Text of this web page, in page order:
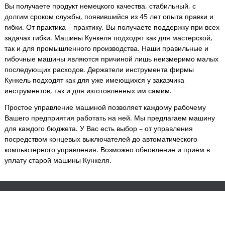
Вы получаете продукт немецкого качества, стабильный, с
долгим сроком службы, появившийся из 45 лет опыта правки и
гибки. От практика – практику, Вы получаете поддержку при всех
задачах гибки. Машины Кункеля подходят как для мастерской,
так и для промышленного производства. Наши правильные и
гибочные машины являются причиной лишь неизмеримо малых
последующих расходов. Держатели инструмента фирмы
Кункель подходят как для уже имеющихся у заказчика
инструментов, так и для изготовленных им самим.
Простое управление машиной позволяет каждому рабочему
Вашего предприятия работать на ней. Мы предлагаем машину
для каждого бюджета. У Вас есть выбор – от управления
посредством концевых выключателей до автоматического
компьютерного управления. Возможно обновление и прием в
уплату старой машины Кункеля.